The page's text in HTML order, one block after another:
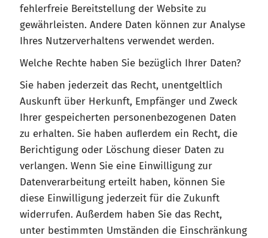
fehlerfreie Bereitstellung der Website zu
gewährleisten. Andere Daten können zur Analyse
Ihres Nutzerverhaltens verwendet werden.
Welche Rechte haben Sie bezüglich Ihrer Daten?
Sie haben jederzeit das Recht, unentgeltlich
Auskunft über Herkunft, Empfänger und Zweck
Ihrer gespeicherten personenbezogenen Daten
zu erhalten. Sie haben auﬂerdem ein Recht, die
Berichtigung oder Löschung dieser Daten zu
verlangen. Wenn Sie eine Einwilligung zur
Datenverarbeitung erteilt haben, können Sie
diese Einwilligung jederzeit für die Zukunft
widerrufen. Außerdem haben Sie das Recht,
unter bestimmten Umständen die Einschränkung